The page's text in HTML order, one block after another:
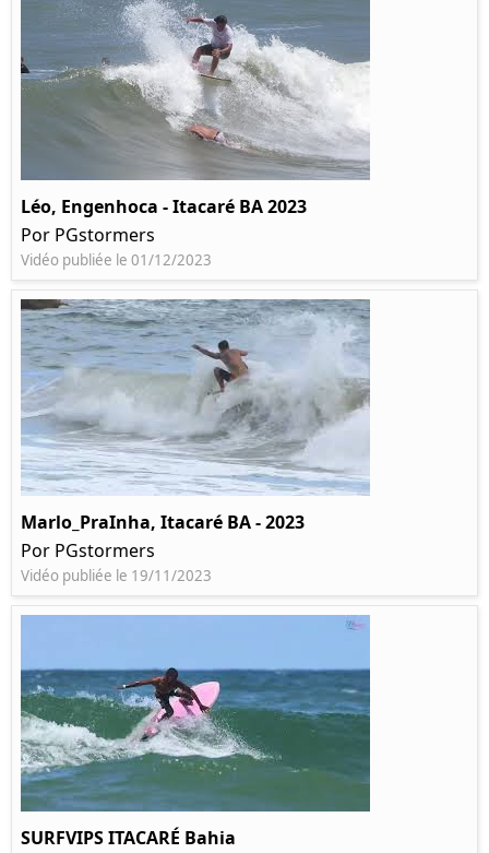
Léo, Engenhoca - Itacaré BA 2023
Por PGstormers
Vidéo publiée le 01/12/2023
Marlo_PraInha, Itacaré BA - 2023
Por PGstormers
Vidéo publiée le 19/11/2023
SURFVIPS ITACARÉ Bahia